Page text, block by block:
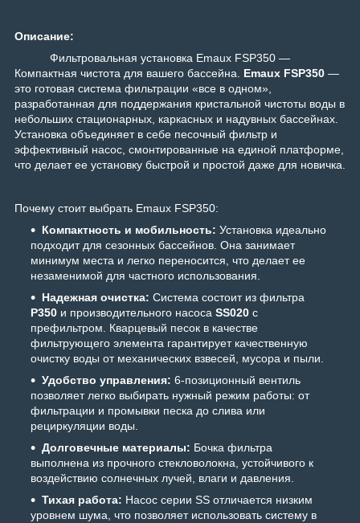
Описание:
Фильтровальная установка Emaux FSP350 —
Компактная чистота для вашего бассейна. Emaux FSP350 —
это готовая система фильтрации «все в одном»,
разработанная для поддержания кристальной чистоты воды в
небольших стационарных, каркасных и надувных бассейнах.
Установка объединяет в себе песочный фильтр и
эффективный насос, смонтированные на единой платформе,
что делает ее установку быстрой и простой даже для новичка.
Почему стоит выбрать Emaux FSP350:
Компактность и мобильность: Установка идеально
подходит для сезонных бассейнов. Она занимает
минимум места и легко переносится, что делает ее
незаменимой для частного использования.
Надежная очистка: Система состоит из фильтра
P350 и производительного насоса SS020 с
префильтром. Кварцевый песок в качестве
фильтрующего элемента гарантирует качественную
очистку воды от механических взвесей, мусора и пыли.
Удобство управления: 6-позиционный вентиль
позволяет легко выбирать нужный режим работы: от
фильтрации и промывки песка до слива или
рециркуляции воды.
Долговечные материалы: Бочка фильтра
выполнена из прочного стекловолокна, устойчивого к
воздействию солнечных лучей, влаги и давления.
Тихая работа: Насос серии SS отличается низким
уровнем шума, что позволяет использовать систему в